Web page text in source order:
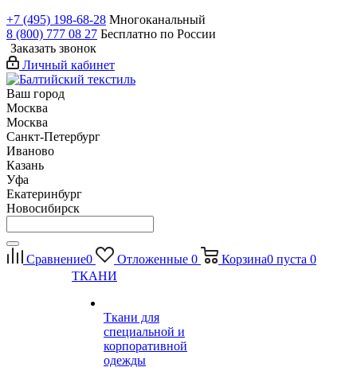
+7 (495) 198-68-28 Многоканальный
8 (800) 777 08 27 Бесплатно по России
Заказать звонок
Личный кабинет
Ваш город
Москва
Москва
Санкт-Петербург
Иваново
Казань
Уфа
Екатеринбург
Новосибирск
Сравнение0 Отложенные 0 Корзина0 пуста 0
ТКАНИ
Ткани для
специальной и
корпоративной
одежды